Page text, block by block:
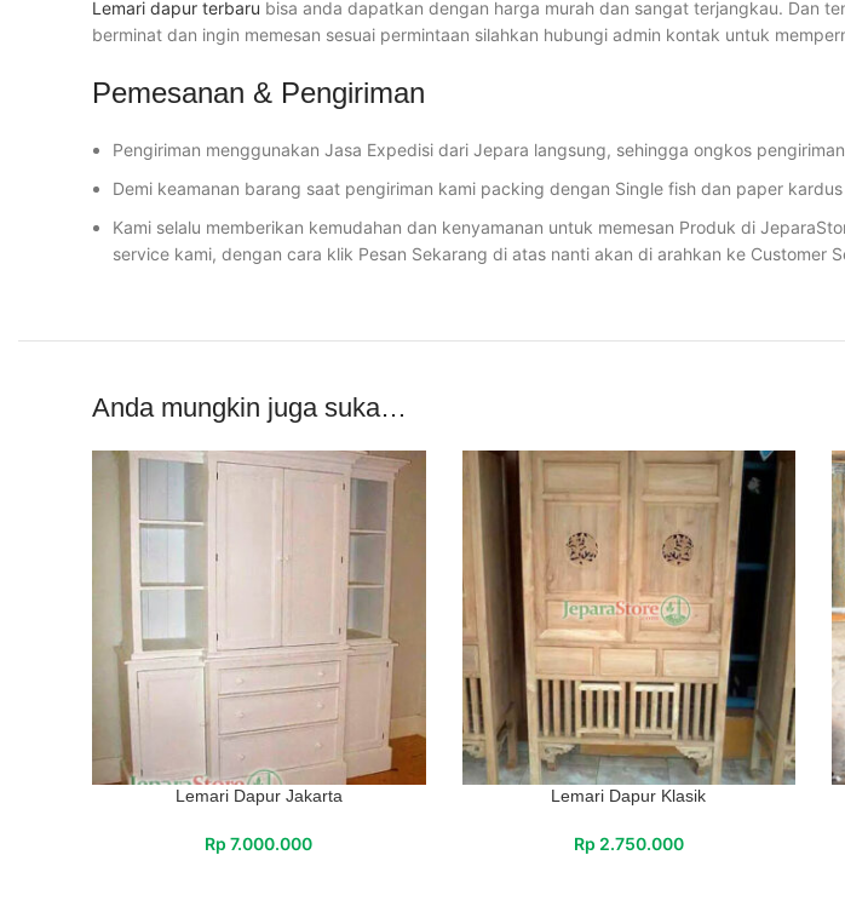
Lemari dapur terbaru bisa anda dapatkan dengan harga murah dan sangat terjangkau. Dan
berminat dan ingin memesan sesuai permintaan silahkan hubungi admin kontak untuk
Pemesanan & Pengiriman
Pengiriman menggunakan Jasa Expedisi dari Jepara langsung, sehingga ongkos
Demi keamanan barang saat pengiriman kami packing dengan Single fish dan paper
Kami selalu memberikan kemudahan dan kenyamanan untuk memesan Produk di
service kami, dengan cara klik Pesan Sekarang di atas nanti akan di arahkan ke Customer
Anda mungkin juga suka…
Lemari Dapur Jakarta
Rp 7.000.000
Lemari Dapur Klasik
Rp 2.750.000